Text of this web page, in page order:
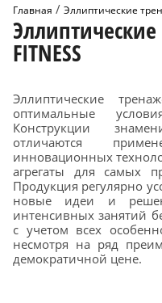
Главная / Эллиптические
FITNESS
Эллиптические
оптимальные
Конструкции
отличаются
инновационных
агрегаты для самых
Продукция регулярно
новые идеи и
интенсивных занятий
с учетом всех
несмотря на ряд
демократичной цене.